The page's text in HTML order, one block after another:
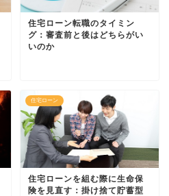
住宅ローン転職のタイミン
グ：審査前と後はどちらがい
いのか
住宅ローン
住宅ローンを組む際に生命保
険を見直す：掛け捨て貯蓄型